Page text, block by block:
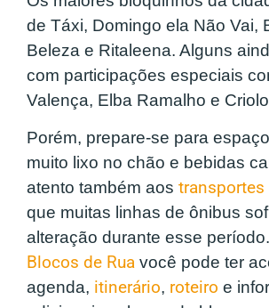
de Táxi, Domingo ela Não Vai,
Beleza e Ritaleena. Alguns
com participações especiais
Valença, Elba Ramalho e
Porém, prepare-se para
muito lixo no chão e bebidas
atento também aos
que muitas linhas de ônibus
alteração durante esse
Blocos de Rua você pode ter
agenda, itinerário, roteiro e